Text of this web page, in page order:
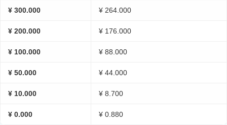
¥ 300.000 ¥ 264.000
¥ 200.000 ¥ 176.000
¥ 100.000 ¥ 88.000
¥ 50.000 ¥ 44.000
¥ 10.000 ¥ 8.700
¥ 0.000 ¥ 0.880